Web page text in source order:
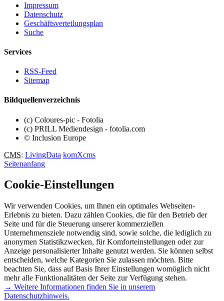
Impressum
Datenschutz
Geschäftsverteilungsplan
Suche
Services
RSS-Feed
Sitemap
Bildquellenverzeichnis
(c) Coloures-pic - Fotolia
(c) PRILL Mediendesign - fotolia.com
© Inclusion Europe
CMS: LivingData komXcms
Seitenanfang
Cookie-Einstellungen
Wir verwenden Cookies, um Ihnen ein optimales Webseiten-
Erlebnis zu bieten. Dazu zählen Cookies, die für den Betrieb der
Seite und für die Steuerung unserer kommerziellen
Unternehmensziele notwendig sind, sowie solche, die lediglich zu
anonymen Statistikzwecken, für Komforteinstellungen oder zur
Anzeige personalisierter Inhalte genutzt werden. Sie können selbst
entscheiden, welche Kategorien Sie zulassen möchten. Bitte
beachten Sie, dass auf Basis Ihrer Einstellungen womöglich nicht
mehr alle Funktionalitäten der Seite zur Verfügung stehen.
→ Weitere Informationen finden Sie in unserem
Datenschutzhinweis.